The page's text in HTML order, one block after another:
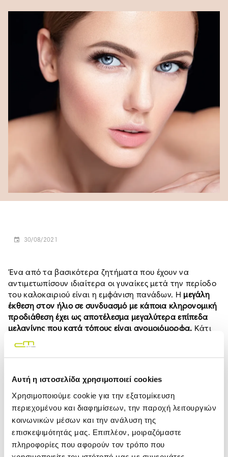
Αυτή η ιστοσελίδα χρησιμοποιεί cookies
Χρησιμοποιούμε cookie για την εξατομίκευση
περιεχομένου και διαφημίσεων, την παροχή λειτουργιών
κοινωνικών μέσων και την ανάλυση της
επισκεψιμότητάς μας. Επιπλέον, μοιραζόμαστε
πληροφορίες που αφορούν τον τρόπο που
30/08/2021
Ένα από τα βασικότερα ζητήματα που έχουν να
αντιμετωπίσουν ιδιαίτερα οι γυναίκες μετά την περίοδο
του καλοκαιριού είναι η εμφάνιση πανάδων. Η μεγάλη
έκθεση στον ήλιο σε συνδυασμό με κάποια κληρονομική
προδιάθεση έχει ως αποτέλεσμα μεγαλύτερα επίπεδα
μελανίνης που κατά τόπους είναι ανομοιόμορφα. Κάτι
τέτοιο δημιουργεί δυσχρωμίες στο δέρμα και ε
σημαντικότερο στάδιο στην αντιμετώπιση
οποιουδήποτε δερματικού προβλήματος είναι η
πρόληψη. Είναι ιδιαίτερα χρήσιμο να πλένουμε το
πρόσωπο μας με προϊόντα απολέπισης ακόμη και
καθημερινά ανάλογα πάντα και με τον τύπο του
δέρματος.